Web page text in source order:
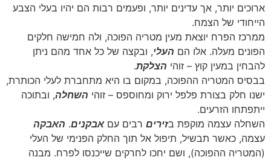
ארוכים יותר, אך עדינים יותר, ופעמים רבות הם יהיו בעלי הצבע
הייחודי של הצמח.
ממרכז הפרח יוצאת מעין מטריה הפוכה, ולה חמישה חלקים
הפונים מעלה. אלו הם העלי, ובקצה של כל אחד מהם ניתן
להבחין במעין קוץ – זוהי הצלקת.
בבסיס המטריה ההפוכה, במקום בו היא מתחברת לעלי הכותרת,
ישנו חלק בצורת פלפל ירוק ומחוספס – זוהי השחלה, ובתוכה
ייתפתחו הזרעים.
השחלה עצמה מוקפת בזירים רבים עם אבקנים. האבקה
עצמה, כאשר תבשיל, תיפול אל תוך החלק הפנימי של העלי
(המטריה ההפוכה), ושם יחכו לחרקים שייכנסו לפרח. מבנה